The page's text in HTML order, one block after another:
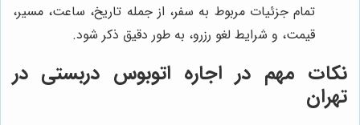
تمام جزئیات مربوط به سفر، از جمله تاریخ، ساعت، مسیر،
قیمت، و شرایط لغو رزرو، به طور دقیق ذکر شود.
نکات مهم در اجاره اتوبوس دربستی در
تهران